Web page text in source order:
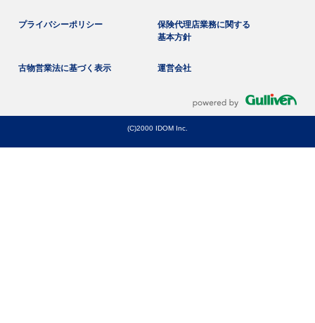
プライバシーポリシー
保険代理店業務に関する
基本方針
古物営業法に基づく表示 運営会社
(C)2000 IDOM Inc.